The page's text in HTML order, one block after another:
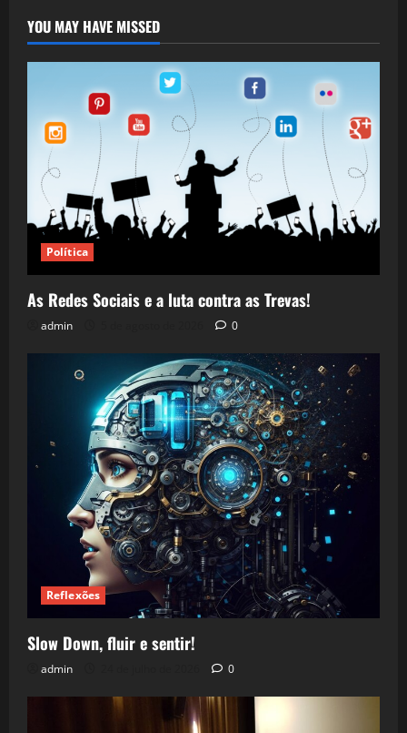
YOU MAY HAVE MISSED
Política
As Redes Sociais e a luta contra as Trevas!
admin 0
Reflexões
Slow Down, fluir e sentir!
admin 0